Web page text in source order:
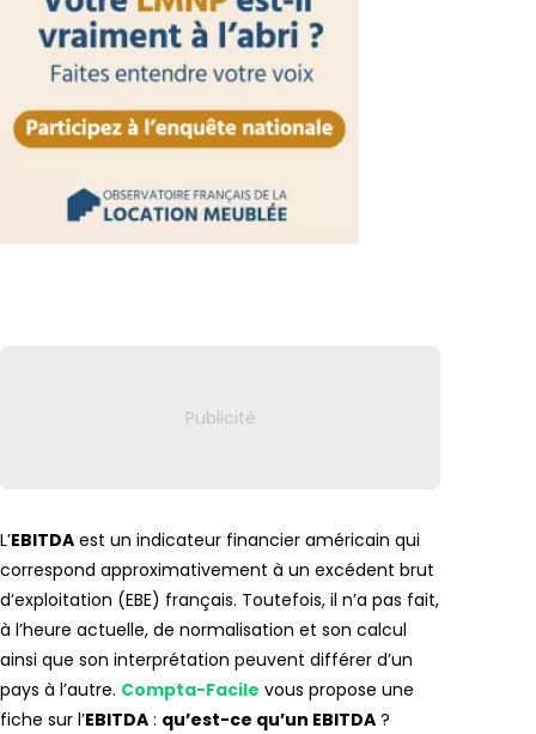
L’EBITDA est un indicateur financier américain qui
correspond approximativement à un excédent brut
d’exploitation (EBE) français. Toutefois, il n’a pas fait,
à l’heure actuelle, de normalisation et son calcul
ainsi que son interprétation peuvent différer d’un
pays à l’autre. Compta-Facile vous propose une
fiche sur l’EBITDA : qu’est-ce qu’un EBITDA ?